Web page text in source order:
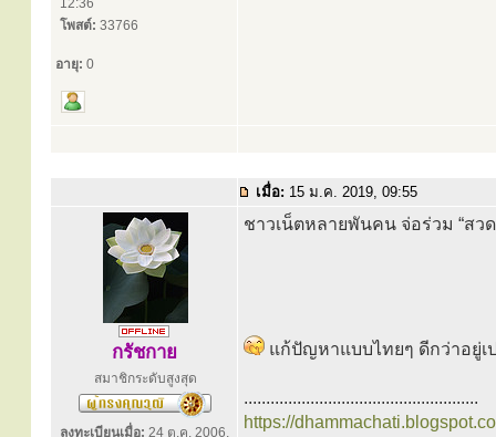
12:36
โพสต์: 33766
อายุ: 0
เมื่อ: 15 ม.ค. 2019, 09:55
กรัชกาย
สมาชิกระดับสูงสุด
ลงทะเบียนเมื่อ: 24 ต.ค. 2006,
ชาวเน็ตหลายพันคน จ่อร่วม “สว
แก้ปัญหาแบบไทยๆ ดีกว่าอยู่เ
.....................................................
https://